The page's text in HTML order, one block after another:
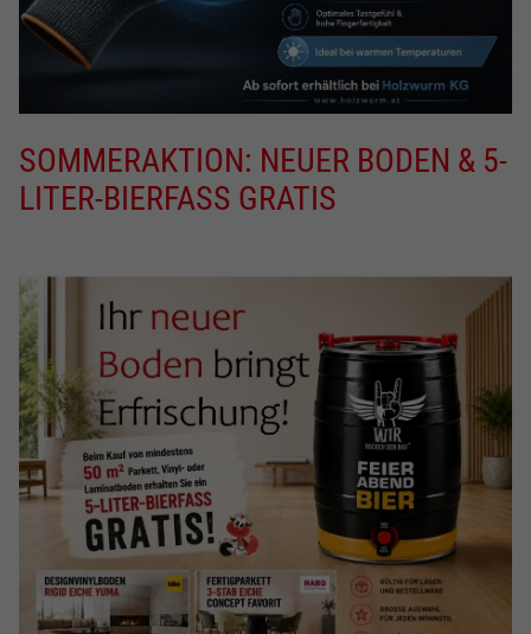
SOMMERAKTION: NEUER BODEN & 5-
LITER-BIERFASS GRATIS